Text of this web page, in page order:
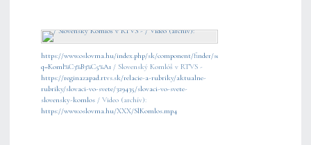
https://www.oslovma.hu/index.php/sk/component/finder/search?
q=Koml%C3%B3%C5%A1 / Slovenský Komlóš v RTVS -
https://reginazapad.rtvs.sk/relacie-a-rubriky/aktualne-
rubriky/slovaci-vo-svete/329435/slovaci-vo-svete-
slovensky-komlos / Video (archív):
https://www.oslovma.hu/XXX/SlKomlos.mp4